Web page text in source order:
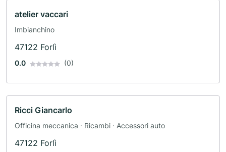
atelier vaccari
Imbianchino
47122 Forlì
0.0 (0)
Ricci Giancarlo
Officina meccanica · Ricambi · Accessori auto
47122 Forlì